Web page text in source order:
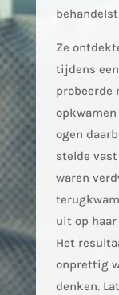
Ze
tijdens
probeerde
ogen
stelde
waren
uit op
Het
onprettig
denken.